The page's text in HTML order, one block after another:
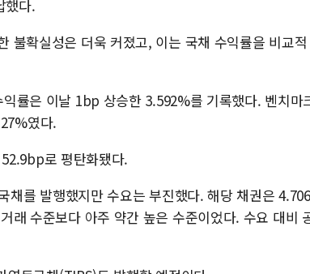
했다.
불확실성은 더욱 커졌고, 이는 국채 수익률을 비교
률은 이날 1bp 상승한 3.592%를 기록했다. 벤치마
였다.
로 평탄화됐다.
채를 발행했지만 수요는 부진했다. 해당 채권은
래 수준보다 아주 약간 높은 수준이었다. 수요 대비